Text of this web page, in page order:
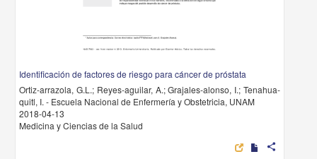
Identificación de factores de riesgo para cáncer de próstata
Ortiz-arrazola, G.L.; Reyes-aguilar, A.; Grajales-alonso, I.; Tenahua-
quitl, I. - Escuela Nacional de Enfermería y Obstetricia, UNAM
2018-04-13
Medicina y Ciencias de la Salud
share